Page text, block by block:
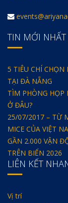
TIN MỚI NHẤT
5 TIÊU CHÍ CHỌN
TẠI ĐÀ NẴNG
TÌM PHÒNG HỌP
Ở ĐÂU?
25/07/2017 – TỪ
MICE CỦA VIỆT
GẦN 2.000 VẬN
TRÊN BIỂN 2026
LIÊN KẾT
Vị trí